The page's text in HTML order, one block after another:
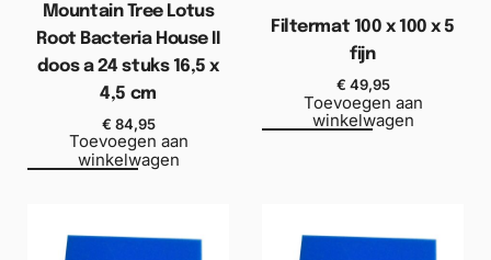
Mountain Tree Lotus
Root Bacteria House II
doos a 24 stuks 16,5 x
4,5 cm
€ 84,95
Toevoegen aan
winkelwagen
Filtermat 100 x 100 x 5
fijn
€ 49,95
Toevoegen aan
winkelwagen